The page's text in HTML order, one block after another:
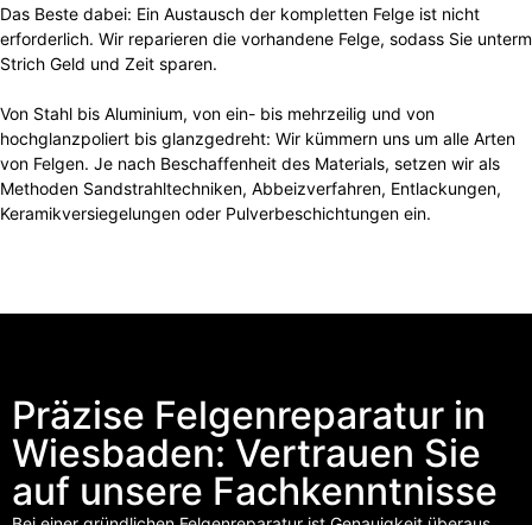
Das Beste dabei: Ein Austausch der kompletten Felge ist nicht
erforderlich. Wir reparieren die vorhandene Felge, sodass Sie unterm
Strich Geld und Zeit sparen.
Von Stahl bis Aluminium, von ein- bis mehrzeilig und von
hochglanzpoliert bis glanzgedreht: Wir kümmern uns um alle Arten
von Felgen. Je nach Beschaffenheit des Materials, setzen wir als
Methoden Sandstrahltechniken, Abbeizverfahren, Entlackungen,
Keramikversiegelungen oder Pulverbeschichtungen ein.
Präzise Felgenreparatur in
Wiesbaden: Vertrauen Sie
auf unsere Fachkenntnisse